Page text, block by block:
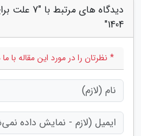
1404"
* نظرتان را در مورد این مقاله با